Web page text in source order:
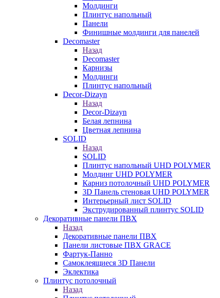
Молдинги
Плинтус напольный
Панели
Финишные молдинги для панелей
Decomaster
Назад
Decomaster
Карнизы
Молдинги
Плинтус напольный
Decor-Dizayn
Назад
Decor-Dizayn
Белая лепнина
Цветная лепнина
SOLID
Назад
SOLID
Плинтус напольный UHD POLYMER
Молдинг UHD POLYMER
Карниз потолочный UHD POLYMER
3D Панель стеновая UHD POLYMER
Интерьерный лист SOLID
Экструдированный плинтус SOLID
Декоративные панели ПВХ
Назад
Декоративные панели ПВХ
Панели листовые ПВХ GRACE
Фартук-Панно
Самоклеящиеся 3D Панели
Эклектика
Плинтус потолочный
Назад